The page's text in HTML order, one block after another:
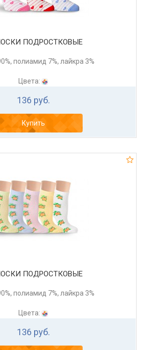
ПОДРОСТКОВЫЕ
полиамид 7%, лайкра 3%
Цвета:
136 руб.
Купить
ПОДРОСТКОВЫЕ
полиамид 7%, лайкра 3%
Цвета:
136 руб.